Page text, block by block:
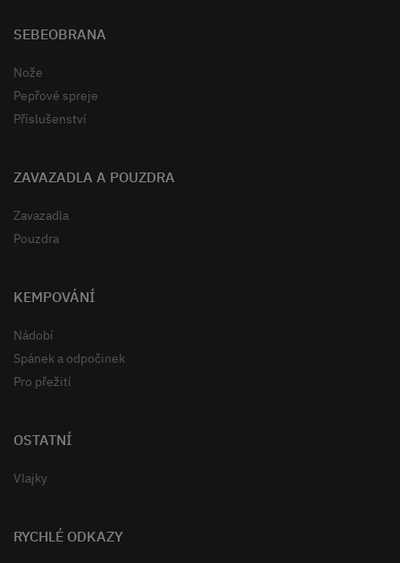
SEBEOBRANA
Nože
Pepřové spreje
Příslušenství
ZAVAZADLA A POUZDRA
Zavazadla
Pouzdra
KEMPOVÁNÍ
Nádobí
Spánek a odpočinek
Pro přežití
OSTATNÍ
Vlajky
RYCHLÉ ODKAZY